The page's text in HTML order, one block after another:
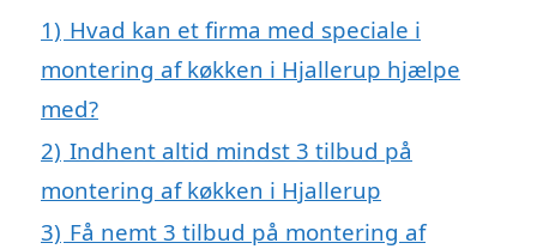
1) Hvad kan et firma med speciale i
montering af køkken i Hjallerup hjælpe
med?
2) Indhent altid mindst 3 tilbud på
montering af køkken i Hjallerup
3) Få nemt 3 tilbud på montering af